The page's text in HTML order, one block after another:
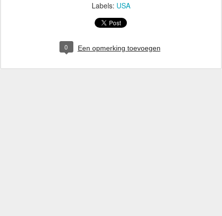
Labels: USA
0 Een opmerking toevoegen